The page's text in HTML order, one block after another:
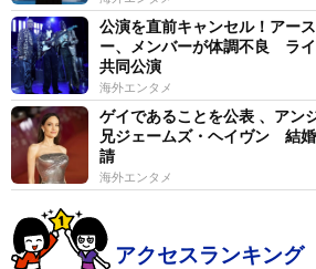
公演を直前キャンセル！アー
ー、メンバーが体調不良 ラ
共同公演
海外エンタメ
ゲイであることを公表 、アン
兄ジェームズ・ヘイヴン 結
請
海外エンタメ
アクセスランキング